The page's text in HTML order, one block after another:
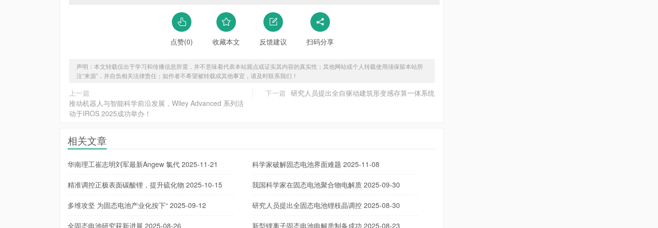
点赞(0) 收藏本文 反馈建议 扫码分享
声明：本文转载仅出于学习和传播信息所需，并不意味着代表本站观点或证实其内容的真实性；其他网站或个人转载使用须保留本站所
注“来源”，并自负相关法律责任；如作者不希望被转载或其他事宜，请及时联系我们！
上一篇
推动机器人与智能科学前沿发展，Wiley Advanced 系列活
动于IROS 2025成功举办！
下一篇 研究人员提出全自驱动建筑形变感存算一体系统
相关文章
华南理工崔志明刘军最新Angew 氯代 2025-11-21 科学家破解固态电池界面难题 2025-11-08
精准调控正极表面碳酸锂，提升硫化物 2025-10-15 我国科学家在固态电池聚合物电解质2025-09-30
多维攻坚 为固态电池产业化按下“ 2025-09-12 研究人员提出全固态电池锂枝晶调控2025-08-30
全固态电池研究获新进展 2025-08-26 新型锂离子固态电池电解质制备成功 2025-08-23